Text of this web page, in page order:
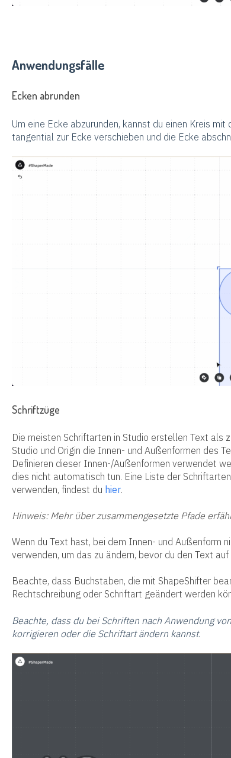
Anwendungsfälle
Ecken abrunden
Um eine Ecke abzurunden, kannst du einen Kreis
tangential zur Ecke verschieben und die Ecke
Schriftzüge
Die meisten Schriftarten in Studio erstellen Text als
Studio und Origin die Innen- und Außenformen des
Definieren dieser Innen-/Außenformen verwendet
dies nicht automatisch tun. Eine Liste der
verwenden, findest du hier.
Hinweis: Mehr über zusammengesetzte Pfade
Wenn du Text hast, bei dem Innen- und Außenform
verwenden, um das zu ändern, bevor du den Text
Beachte, dass Buchstaben, die mit ShapeShifter
Rechtschreibung oder Schriftart geändert werden
Beachte, dass du bei Schriften nach Anwendung
korrigieren oder die Schriftart ändern kannst.